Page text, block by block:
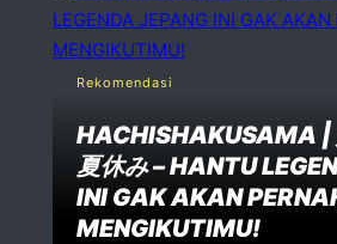
Rekomendasi
HACHISHAKUSAMA |
夏休み – HANTU
INI GAK AKAN
MENGIKUTIMU!